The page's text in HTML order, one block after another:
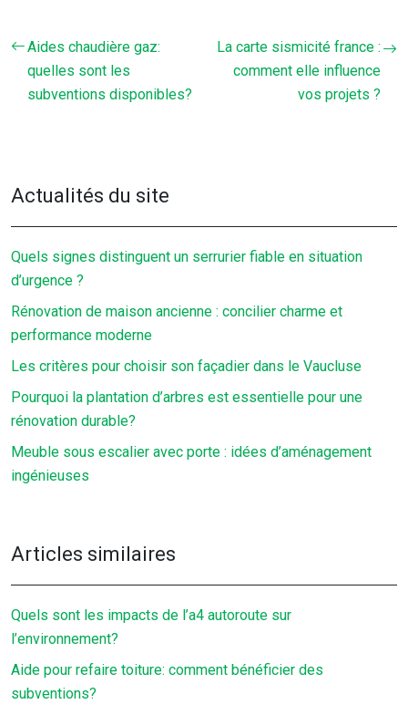
Aides chaudière gaz:
quelles sont les
subventions disponibles?
La carte sismicité france :
comment elle influence
vos projets ?
Actualités du site
Quels signes distinguent un serrurier fiable en situation
d’urgence ?
Rénovation de maison ancienne : concilier charme et
performance moderne
Les critères pour choisir son façadier dans le Vaucluse
Pourquoi la plantation d’arbres est essentielle pour une
rénovation durable?
Meuble sous escalier avec porte : idées d’aménagement
ingénieuses
Articles similaires
Quels sont les impacts de l’a4 autoroute sur
l’environnement?
Aide pour refaire toiture: comment bénéficier des
subventions?